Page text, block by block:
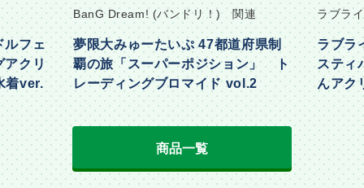
ルフェ
アクリ
着ver.
BanG Dream! (バンドリ！) 関連
夢限大みゅーたいぷ 47都道府県制
覇の旅「スーパーポジション」 ト
レーディングブロマイド vol.2
ラブラ
ラブラ
スティ
んアク
商品一覧